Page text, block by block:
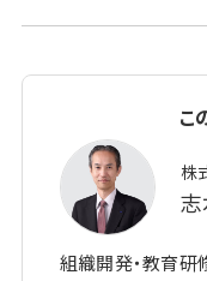
こ
株
志
組織開発・教育研